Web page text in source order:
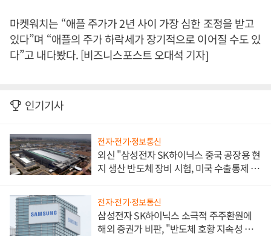
마켓워치는 “애플 주가가 2년 사이 가장 심한 조정을 받고
있다”며 “애플의 주가 하락세가 장기적으로 이어질 수도 있
다”고 내다봤다. [비즈니스포스트 오대석 기자]
인기기사
전자·전기·정보통신
외신 "삼성전자 SK하이닉스 중국 공장용 현
지 생산 반도체 장비 시험, 미국 수출통제 대
전자·전기·정보통신
삼성전자 SK하이닉스 소극적 주주환원에
해외 증권가 비판, "반도체 호황 지속성 의